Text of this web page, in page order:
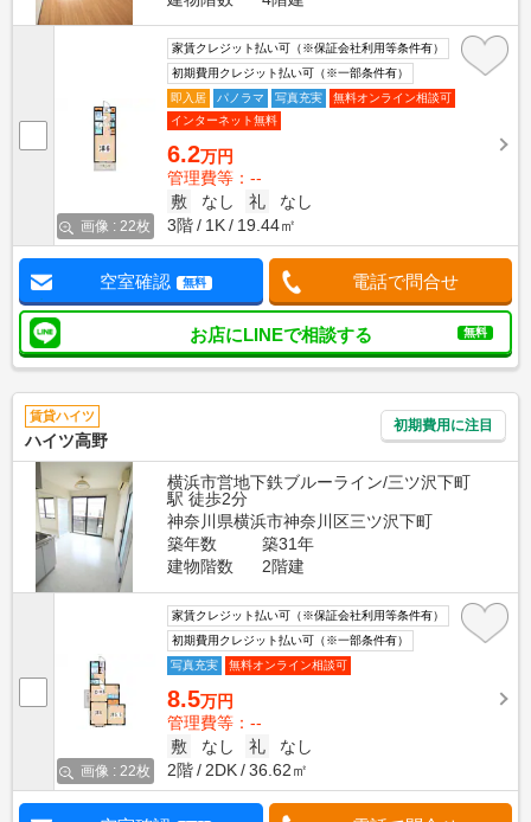
画像 : 22枚
家賃クレジット払い可（※保証会社利用等条件有）
初期費用クレジット払い可（※一部条件有）
即入居
パノラマ 写真充実
無料オンライン相談可
インターネット無料
6.2万円
管理費等：--
敷
なし 礼
なし
3階
1K 19.44㎡
空室確認 無料 電話で問合せ
お店にLINEで相談する 無料
賃貸ハイツ
ハイツ高野
初期費用に注目
横浜市営地下鉄ブルーライン/三ツ沢下町
駅 徒歩2分
神奈川県横浜市神奈川区三ツ沢下町
築年数
築31年
建物階数
2階建
画像 : 22枚
家賃クレジット払い可（※保証会社利用等条件有）
初期費用クレジット払い可（※一部条件有）
写真充実
無料オンライン相談可
8.5万円
管理費等：--
敷
なし 礼
なし
2階
2DK 36.62㎡